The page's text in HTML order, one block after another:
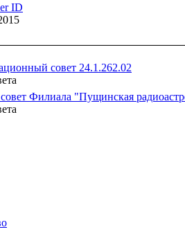
ID
совет 24.1.262.02
Филиала "Пущинская